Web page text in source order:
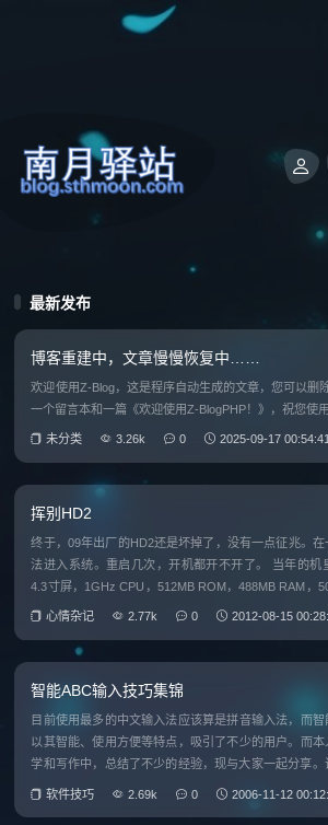
最新发布
博客重建中，文章慢慢恢复中……
欢迎使用Z-Blog，这是程序自动生成的文章，您可以删
一个留言本和一篇《欢迎使用Z-BlogPHP！》，祝您使用
未分类 3.26k 0 2025-09-17 00:54:41
挥别HD2
终于，09年出厂的HD2还是坏掉了，没有一点征兆。
法进入系统。重启几次，开机都开不开了。 当年的机
4.3寸屏，1GHz CPU，512MB ROM，488MB RAM，
光灯，在09年，在Windows Mobile上，是
心情杂记 2.77k 0 2012-08-15
智能ABC输入技巧集锦
目前使用最多的中文输入法应该算是拼音输入法，而智
以其智能、使用方便等特点，吸引了不少的用户。而
学和写作中，总结了不少的经验，现与大家一起分享
智能ABC输入法，那么到控制面板中将多余的输入法删
软件技巧 2.69k 0 2006-11-12